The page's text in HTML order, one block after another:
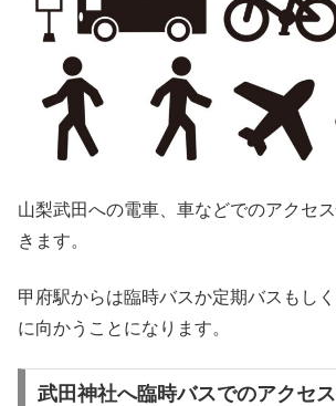
山梨武田への電車、車などでのアクセ
きます。
甲府駅からは臨時バスか定期バスもし
に向かうことになります。
武田神社へ臨時バスでのアクセス